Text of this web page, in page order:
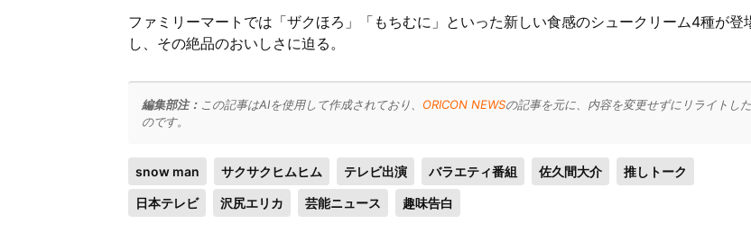
ファミリーマートでは「ザクほろ」「もちむに」といった新しい食感のシュークリーム4種が登
し、その絶品のおいしさに迫る。
編集部注： この記事はAIを使用して作成されており、 ORICON NEWSの記事を元に、内容を変更せずにリライトし
のです。
snow man サクサクヒムヒム テレビ出演 バラエティ番組 佐久間大介 推しトーク
日本テレビ 沢尻エリカ 芸能ニュース 趣味告白